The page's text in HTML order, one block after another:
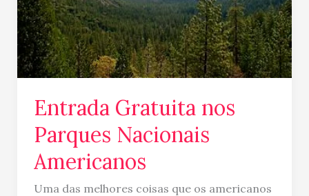
Entrada Gratuita nos
Parques Nacionais
Americanos
Uma das melhores coisas que os americanos